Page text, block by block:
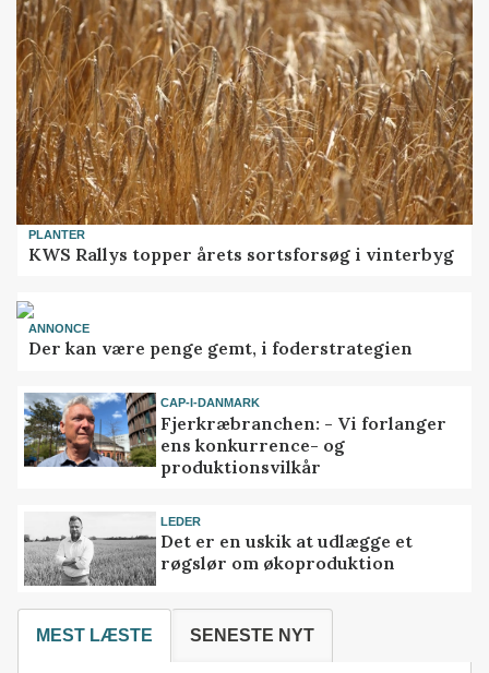
PLANTER
KWS Rallys topper årets sortsforsøg i vinterbyg
ANNONCE
Der kan være penge gemt, i foderstrategien
CAP-I-DANMARK
Fjerkræbranchen: - Vi forlanger
ens konkurrence- og
produktionsvilkår
LEDER
Det er en uskik at udlægge et
røgslør om økoproduktion
MEST LÆSTE SENESTE NYT